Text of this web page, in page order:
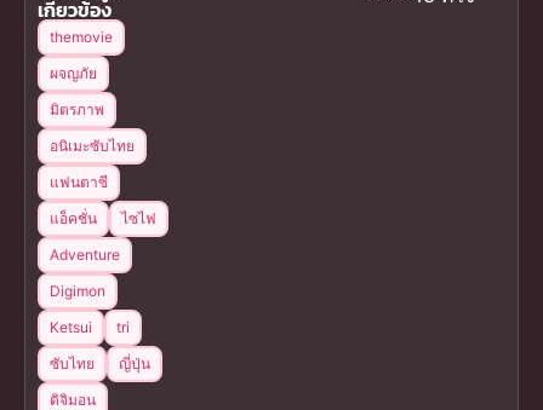
เกี่ยวข้อง
themovie
ผจญภัย
มิตรภาพ
อนิเมะซับไทย
แฟนตาซี
แอ็คชั่น
ไซไฟ
Adventure
Digimon
Ketsui
tri
ซับไทย
ญี่ปุ่น
ดิจิมอน